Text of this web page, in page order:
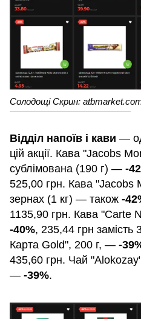
Солодощі Скрин:
Відділ напоїв і кави —
цій акції. Кава "Jacobs
сублімована (190 г) — -
525,00 грн. Кава "Jacobs
зернах (1 кг) — також -
1135,90 грн. Кава "Carte
-40%, 235,44 грн
Карта Gold", 200 г, — -
435,60 грн. Чай
— -39%.